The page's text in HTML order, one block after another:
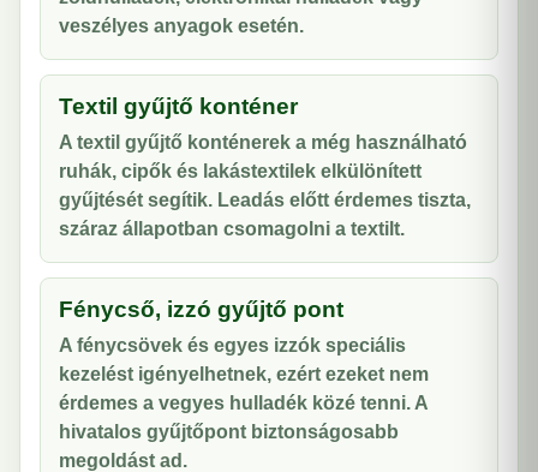
veszélyes anyagok esetén.
Textil gyűjtő konténer
A textil gyűjtő konténerek a még használható
ruhák, cipők és lakástextilek elkülönített
gyűjtését segítik. Leadás előtt érdemes tiszta,
száraz állapotban csomagolni a textilt.
Fénycső, izzó gyűjtő pont
A fénycsövek és egyes izzók speciális
kezelést igényelhetnek, ezért ezeket nem
érdemes a vegyes hulladék közé tenni. A
hivatalos gyűjtőpont biztonságosabb
megoldást ad.